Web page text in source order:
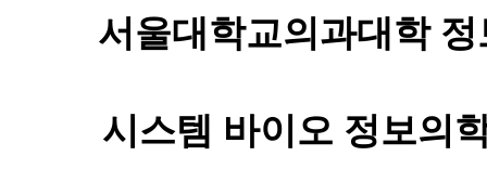
서울대학교의과대학
시스템 바이오 정보의